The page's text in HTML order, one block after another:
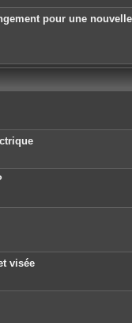
c
e
n
pour une nouvelle
visée